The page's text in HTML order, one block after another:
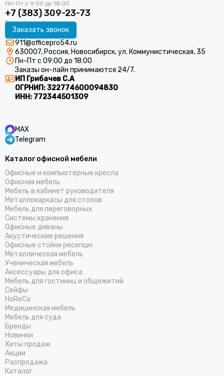
+7 (383) 309-23-73
Заказать звонок
911@officepro54.ru
630007, Россия, Новосибирск, ул. Коммунистическая, 35
Пн-Пт с 09:00 до 18:00
Заказы он-лайн принимаются 24/7.
ИП Грибачев С.А
ОГРНИП:322774600094830
ИНН: 772344501309
MAX
Telegram
Каталог офисной мебели
Офисные и компьютерные кресла
Офисная мебель
Мебель в кабинет руководителя
Металлокаркасы для столов
Мебель для переговорных
Системы хранения
Офисные диваны
Акустические решения
Офисные стойки ресепшн
Металлическая мебель
Ученическая мебель
Аксессуары для офиса
Мебель для гостиниц и общежитий
Cейфы
HoReCa
Медицинская мебель
Мебель для суда
Бренды
Новинки
Хиты продаж
Акции
Распродажа
Каталог